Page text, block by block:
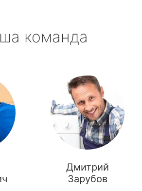
команда
Дмитрий
Зарубов